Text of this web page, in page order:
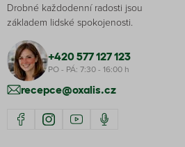
Drobné každodenní radosti jsou
základem lidské spokojenosti.
+420 577 127 123
PO - PÁ: 7:30 - 16:00 h
recepce@oxalis.cz